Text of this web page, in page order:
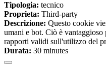
Tipologia: tecnico
Proprieta: Third-party
Descrizione: Questo cookie
umani e bot. Ciò è
rapporti validi sull'utilizzo del
Durata: 30 minutes